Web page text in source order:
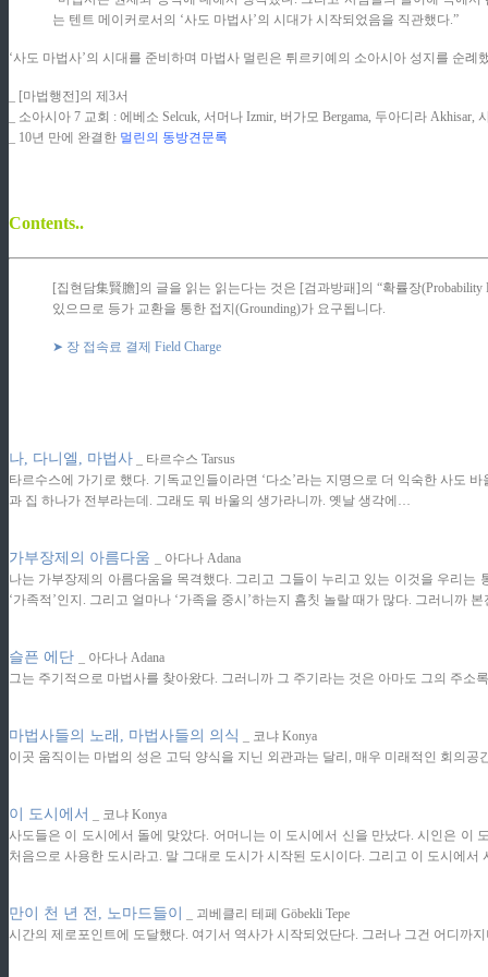
는 텐트 메이커로서의 ‘사도 마법사’의 시대가 시작되었음을 직관했다.”
‘사도 마법사’의 시대를 준비하며 마법사 멀린은 튀르키예의 소아시아 성지를 순
_ [마법행전]의 제3서
_ 소아시아 7 교회 : 에베소 Selcuk, 서머나 Izmir, 버가모 Bergama, 두아디라
_ 10년 만에 완결한 멀린의 동방견문록
Contents..
[집현담集賢膽]의 글을 읽는 읽는다는 것은 [검과방패]의 “확률장
있으므로 등가 교환을 통한 접지(Grounding)가 요구됩니다.
➤ 장 접속료 결제 Field Charge
나, 다니엘, 마법사 _ 타르수스 Tarsus
타르수스에 가기로 했다. 기독교인들이라면 ‘다소’라는 지명으로 더 익숙한 사도
과 집 하나가 전부라는데. 그래도 뭐 바울의 생가라니까. 옛날 생각에…
가부장제의 아름다움
_ 아다나 Adana
나는 가부장제의 아름다움을 목격했다. 그리고 그들이 누리고 있는 이것을 우리
‘가족적’인지. 그리고 얼마나 ‘가족을 중시’하는지 흠칫 놀랄 때가 많다. 그러니까
슬픈 에단
_ 아다나 Adana
그는 주기적으로 마법사를 찾아왔다. 그러니까 그 주기라는 것은 아마도 그의 주
마법사들의 노래, 마법사들의 의식
_ 코냐 Konya
이곳 움직이는 마법의 성은 고딕 양식을 지닌 외관과는 달리, 매우 미래적인 회의
이 도시에서
_ 코냐 Konya
사도들은 이 도시에서 돌에 맞았다. 어머니는 이 도시에서 신을 만났다. 시인은 이
처음으로 사용한 도시라고. 말 그대로 도시가 시작된 도시이다. 그리고 이 도시에
만이 천 년 전, 노마드들이
_ 괴베클리 테페 Göbekli Tepe
시간의 제로포인트에 도달했다. 여기서 역사가 시작되었단다. 그러나 그건 어디까